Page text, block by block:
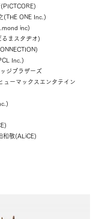
(THE ONE Inc.)
inc)
まスタヂオ)
Inc.)
ジブラザーズ
ーマックスエンタテイン
和敬(ALiCE)